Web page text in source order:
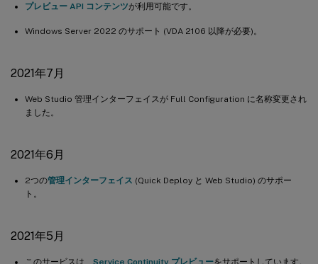
プレビュー API コンテンツが利用可能です。
Windows Server 2022 のサポート (VDA 2106 以降が必要)。
2021年7月
Web Studio 管理インターフェイスが Full Configuration に名称変更され
ました。
2021年6月
2つの管理インターフェイス (Quick Deploy と Web Studio) のサポー
ト。
2021年5月
このサービスは、 Service Continuity プレビューをサポートしています。